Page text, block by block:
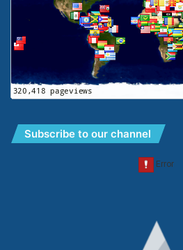
Subscribe to our channel